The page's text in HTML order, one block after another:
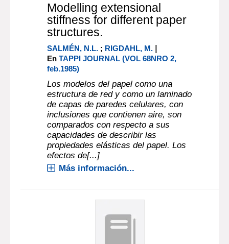
Modelling extensional
stiffness for different paper
structures.
SALMÉN, N.L. ; RIGDAHL, M. |
EnTAPPI JOURNAL (VOL 68NRO 2,
feb.1985)
Los modelos del papel como una
estructura de red y como un laminado
de capas de paredes celulares, con
inclusiones que contienen aire, son
comparados con respecto a sus
capacidades de describir las
propiedades elásticas del papel. Los
efectos de[...]
Más información...